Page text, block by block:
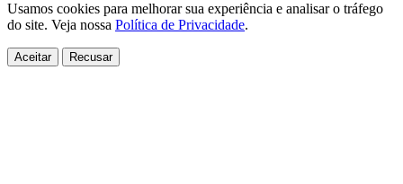
Usamos cookies para melhorar sua experiência e analisar o tráfego
do site. Veja nossa Política de Privacidade.
Aceitar Recusar